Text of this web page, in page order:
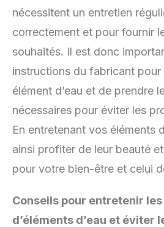
nécessitent un entretien
correctement et pour fournir
souhaités. Il est donc
instructions du fabricant pour
élément d’eau et de prendre
nécessaires pour éviter les
En entretenant vos éléments
ainsi profiter de leur beauté
pour votre bien-être et celui
Conseils pour entretenir
d’éléments d’eau et éviter